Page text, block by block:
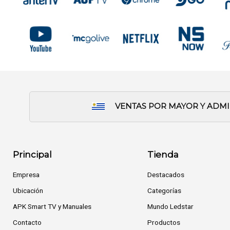
VENTAS POR MAYOR Y
Principal
Empresa
Ubicación
APK Smart TV y Manuales
Contacto
Tienda
Destacados
Categorías
Mundo Ledstar
Productos